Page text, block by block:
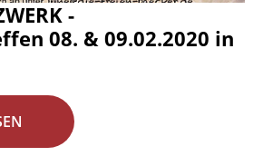
-
08. & 09.02.2020 in